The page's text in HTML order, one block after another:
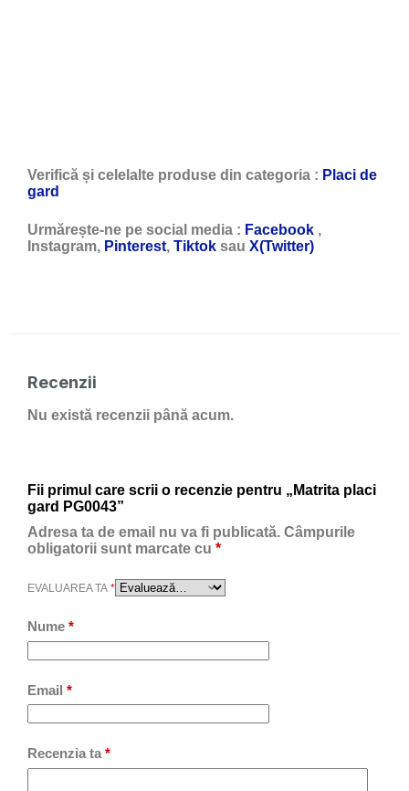
Verifică și celelalte produse din categoria : Placi de
gard
Urmărește-ne pe social media : Facebook ,
Instagram, Pinterest, Tiktok sau X(Twitter)
Recenzii
Nu există recenzii până acum.
Fii primul care scrii o recenzie pentru „Matrita placi
gard PG0043”
Adresa ta de email nu va fi publicată. Câmpurile
obligatorii sunt marcate cu *
EVALUAREA TA *
Nume *
Email *
Recenzia ta *